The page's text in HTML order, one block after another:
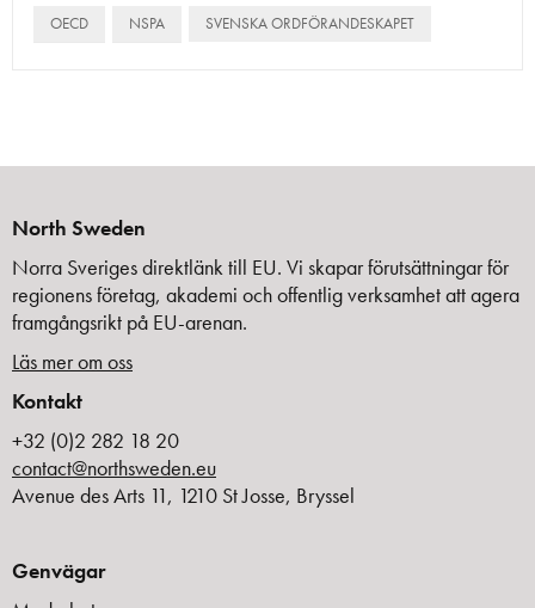
OECD NSPA SVENSKA ORDFÖRANDESKAPET
North Sweden
Norra Sveriges direktlänk till EU. Vi skapar förutsättningar för
regionens företag, akademi och offentlig verksamhet att agera
framgångsrikt på EU-arenan.
Läs mer om oss
Kontakt
+32 (0)2 282 18 20
contact@northsweden.eu
Avenue des Arts 11, 1210 St Josse, Bryssel
Genvägar